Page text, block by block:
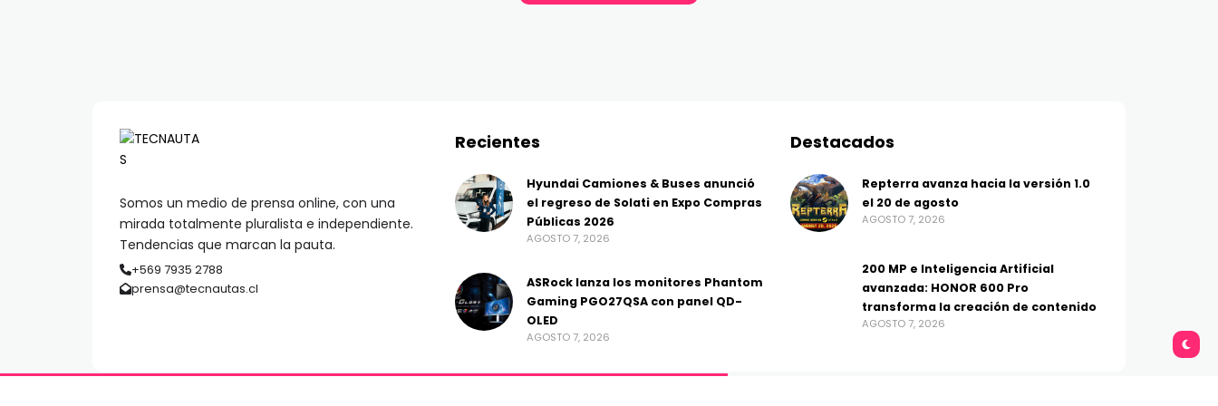
Somos un medio de prensa online, con una
mirada totalmente pluralista e independiente.
Tendencias que marcan la pauta.
+569 7935 2788
prensa@tecnautas.cl
Recientes
Hyundai Camiones & Buses anunció
el regreso de Solati en Expo Compras
Públicas 2026
AGOSTO 7, 2026
ASRock lanza los monitores Phantom
Gaming PGO27QSA con panel QD-
OLED
AGOSTO 7, 2026
Destacados
Repterra avanza hacia la versión 1.0
el 20 de agosto
AGOSTO 7, 2026
200 MP e Inteligencia Artificial
avanzada: HONOR 600 Pro
transforma la creación de contenido
AGOSTO 7, 2026